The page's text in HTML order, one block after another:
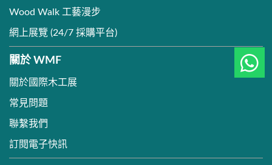
Wood Walk 工藝漫步
網上展覽 (24/7 採購平台)
關於 WMF
關於國際木工展
常見問題
聯繫我們
訂閱電子快訊